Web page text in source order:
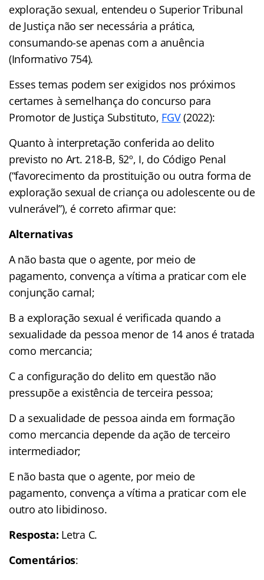
exploração sexual, entendeu o Superior Tribunal
de Justiça não ser necessária a prática,
consumando-se apenas com a anuência
(Informativo 754).
Esses temas podem ser exigidos nos próximos
certames à semelhança do concurso para
Promotor de Justiça Substituto, FGV(2022):
Quanto à interpretação conferida ao delito
previsto no Art. 218-B, §2º, I, do Código Penal
(“favorecimento da prostituição ou outra forma de
exploração sexual de criança ou adolescente ou de
vulnerável”), é correto afirmar que:
Alternativas
A não basta que o agente, por meio de
pagamento, convença a vítima a praticar com ele
conjunção carnal;
B a exploração sexual é verificada quando a
sexualidade da pessoa menor de 14 anos é tratada
como mercancia;
C a configuração do delito em questão não
pressupõe a existência de terceira pessoa;
D a sexualidade de pessoa ainda em formação
como mercancia depende da ação de terceiro
intermediador;
E não basta que o agente, por meio de
pagamento, convença a vítima a praticar com ele
outro ato libidinoso.
Resposta: Letra C.
Comentários: